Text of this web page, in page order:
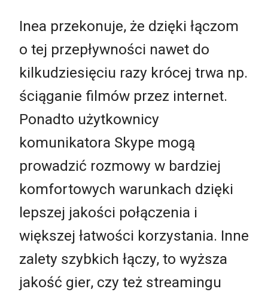
Inea przekonuje, że dzięki łączom
o tej przepływności nawet do
kilkudziesięciu razy krócej trwa np.
ściąganie filmów przez internet.
Ponadto użytkownicy
komunikatora Skype mogą
prowadzić rozmowy w bardziej
komfortowych warunkach dzięki
lepszej jakości połączenia i
większej łatwości korzystania. Inne
zalety szybkich łączy, to wyższa
jakość gier, czy też streamingu